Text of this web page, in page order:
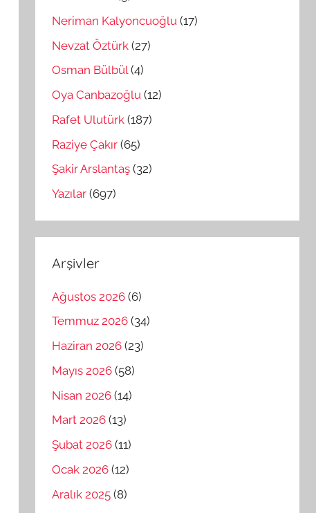
Neriman Kalyoncuoğlu (17)
Nevzat Öztürk (27)
Osman Bülbül(4)
Oya Canbazoğlu (12)
Rafet Ulutürk (187)
Raziye Çakır (65)
Şakir Arslantaş (32)
Yazılar (697)
Arşivler
Ağustos 2026 (6)
Temmuz 2026 (34)
Haziran 2026 (23)
Mayıs 2026 (58)
Nisan 2026 (14)
Mart 2026 (13)
Şubat 2026 (11)
Ocak 2026 (12)
Aralık 2025 (8)